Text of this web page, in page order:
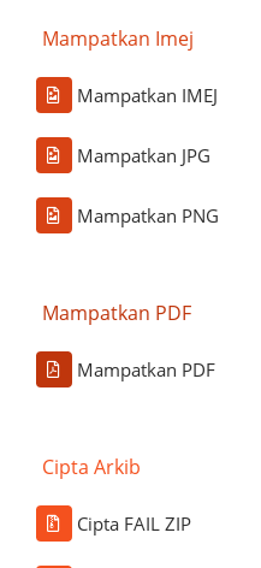
Mampatkan Imej
Mampatkan IMEJ
Mampatkan JPG
Mampatkan PNG
Mampatkan PDF
Mampatkan PDF
Cipta Arkib
Cipta FAIL ZIP